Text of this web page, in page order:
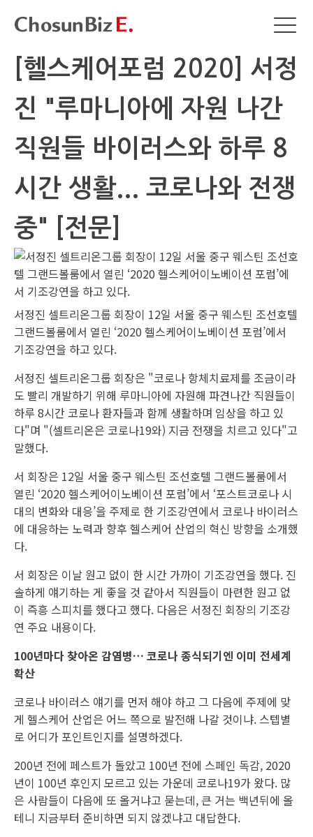
[헬스케어포럼 2020] 서정
진 "루마니아에 자원 나간
직원들 바이러스와 하루 8
시간 생활... 코로나와 전쟁
중" [전문]
서정진 셀트리온그룹 회장이 12일 서울 중구 웨스틴 조선호텔
그랜드볼룸에서 열린 ‘2020 헬스케어이노베이션 포럼’에서
기조강연을 하고 있다.
서정진 셀트리온그룹 회장은 "코로나 항체치료제를 조금이라
도 빨리 개발하기 위해 루마니아에 자원해 파견나간 직원들이
하루 8시간 코로나 환자들과 함께 생활하며 임상을 하고 있
다"며 "(셀트리온은 코로나19와) 지금 전쟁을 치르고 있다"고
말했다.
서 회장은 12일 서울 중구 웨스틴 조선호텔 그랜드볼룸에서
열린 ‘2020 헬스케어이노베이션 포럼’에서 ‘포스트코로나 시
대의 변화와 대응’을 주제로 한 기조강연에서 코로나 바이러스
에 대응하는 노력과 향후 헬스케어 산업의 혁신 방향을 소개했
다.
서 회장은 이날 원고 없이 한 시간 가까이 기조강연을 했다. 진
솔하게 얘기하는 게 좋을 것 같아서 직원들이 마련한 원고 없
이 즉흥 스피치를 했다고 했다. 다음은 서정진 회장의 기조강
연 주요 내용이다.
100년마다 찾아온 감염병… 코로나 종식되기엔 이미 전세계
확산
코로나 바이러스 얘기를 먼저 해야 하고 그 다음에 주제에 맞
게 헬스케어 산업은 어느 쪽으로 발전해 나갈 것이냐. 스텝별
로 어디가 포인트인지를 설명하겠다.
200년 전에 페스트가 돌았고 100년 전에 스페인 독감, 2020
년이 100년 후인지 모르고 있는 가운데 코로나19가 왔다. 많
은 사람들이 다음에 또 올거냐고 묻는데, 큰 거는 백년뒤에 올
테니 지금부터 준비하면 되지 않겠냐고 대답한다.